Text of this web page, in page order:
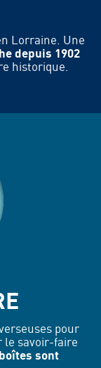
Lorraine. Une
depuis 1902
historique.
pour
le savoir-faire
sont